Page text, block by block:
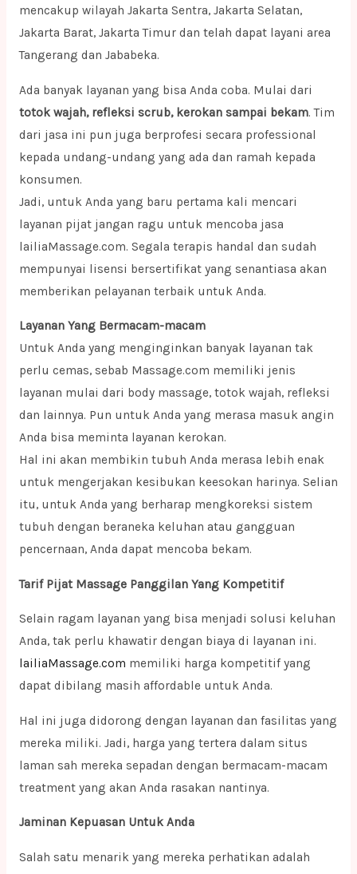
mencakup wilayah Jakarta Sentra, Jakarta Selatan,
Jakarta Barat, Jakarta Timur dan telah dapat layani area
Tangerang dan Jababeka.
Ada banyak layanan yang bisa Anda coba. Mulai dari
totok wajah, refleksi scrub, kerokan sampai bekam. Tim
dari jasa ini pun juga berprofesi secara professional
kepada undang-undang yang ada dan ramah kepada
konsumen.
Jadi, untuk Anda yang baru pertama kali mencari
layanan pijat jangan ragu untuk mencoba jasa
lailiaMassage.com. Segala terapis handal dan sudah
mempunyai lisensi bersertifikat yang senantiasa akan
memberikan pelayanan terbaik untuk Anda.
Layanan Yang Bermacam-macam
Untuk Anda yang menginginkan banyak layanan tak
perlu cemas, sebab Massage.com memiliki jenis
layanan mulai dari body massage, totok wajah, refleksi
dan lainnya. Pun untuk Anda yang merasa masuk angin
Anda bisa meminta layanan kerokan.
Hal ini akan membikin tubuh Anda merasa lebih enak
untuk mengerjakan kesibukan keesokan harinya. Selian
itu, untuk Anda yang berharap mengkoreksi sistem
tubuh dengan beraneka keluhan atau gangguan
pencernaan, Anda dapat mencoba bekam.
Tarif Pijat Massage Panggilan Yang Kompetitif
Selain ragam layanan yang bisa menjadi solusi keluhan
Anda, tak perlu khawatir dengan biaya di layanan ini.
lailiaMassage.com memiliki harga kompetitif yang
dapat dibilang masih affordable untuk Anda.
Hal ini juga didorong dengan layanan dan fasilitas yang
mereka miliki. Jadi, harga yang tertera dalam situs
laman sah mereka sepadan dengan bermacam-macam
treatment yang akan Anda rasakan nantinya.
Jaminan Kepuasan Untuk Anda
Salah satu menarik yang mereka perhatikan adalah